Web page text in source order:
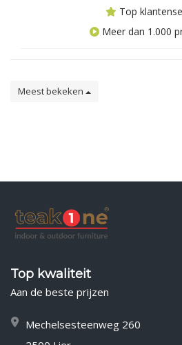
Top
Meer dan 1.000
Meest bekeken
Top kwaliteit
Aan de beste prijzen
Mechelsesteenweg 260